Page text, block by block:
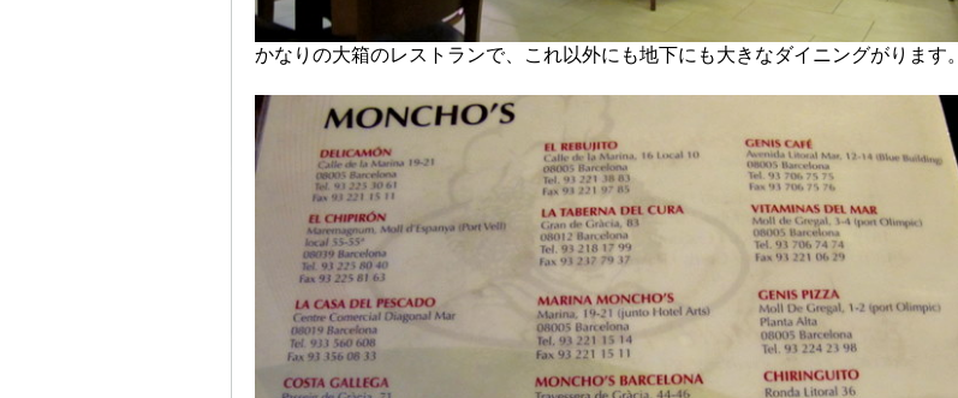
かなりの大箱のレストランで、これ以外にも地下にも大きなダイニングがります。